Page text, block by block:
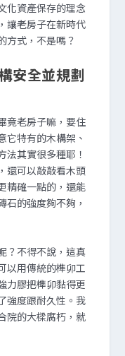
化資產保存的理念
讓老房子在新時代
方式，不是嗎？
安全並規劃
竟老房子嘛，要住
它特有的木構架、
法其實很多種耶！
還可以敲敲看木頭
精確一點的，還能
石的強度夠不夠，
？不得不說，這真
以用傳統的榫卯工
膠把榫卯黏得更
強度跟耐久性。我
院的大樑腐朽，就